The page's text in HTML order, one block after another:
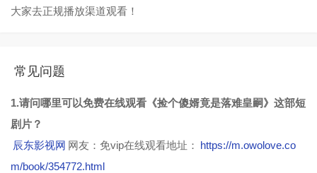
大家去正规播放渠道观看！
常见问题
1.请问哪里可以免费在线观看《捡个傻婿竟是落难皇嗣》这部短
剧片？
辰东影视网 网友：免vip在线观看地址： https://m.owolove.co
m/book/354772.html